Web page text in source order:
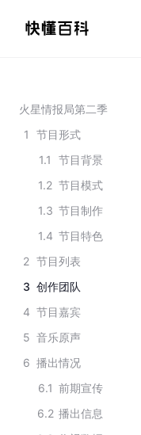
火星情报局第二季
1
节目形式
1.1
节目背景
1.2 节目模式
1.3 节目制作
1.4 节目特色
2 节目列表
3 创作团队
4 节目嘉宾
5 音乐原声
6 播出情况
6.1 前期宣传
6.2 播出信息